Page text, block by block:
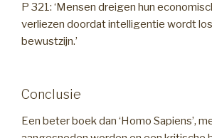
P 321: ‘Mensen dreigen hun
verliezen doordat intelligentie wordt
bewustzijn.’
Conclusie
Een beter boek dan ‘Homo Sapiens’,